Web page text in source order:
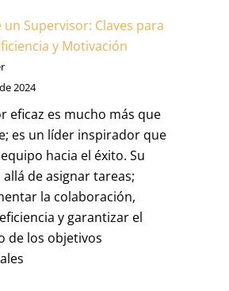
un Supervisor: Claves para
y Motivación
2024
eficaz es mucho más que
es un líder inspirador que
hacia el éxito. Su
allá de asignar tareas;
la colaboración,
y garantizar el
de los objetivos